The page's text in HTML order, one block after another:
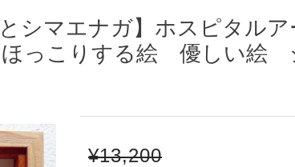
シマエナガ】ホスピタルア
っこりする絵 優しい絵
¥13,200